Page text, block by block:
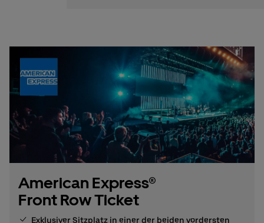
American Express®
Front Row Ticket
Exklusiver Sitzplatz in einer der beiden vordersten